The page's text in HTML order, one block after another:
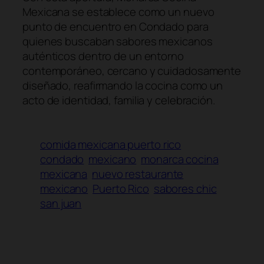
Mexicana se establece como un nuevo
punto de encuentro en Condado para
quienes buscaban sabores mexicanos
auténticos dentro de un entorno
contemporáneo, cercano y cuidadosamente
diseñado, reafirmando la cocina como un
acto de identidad, familia y celebración.
comida mexicana puerto rico
condado mexicano monarca cocina
mexicana nuevo restaurante
mexicano Puerto Rico sabores chic
san juan